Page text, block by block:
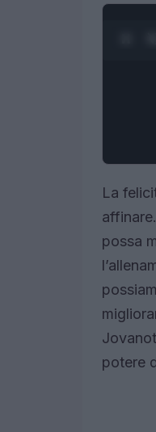
La
possa
potere